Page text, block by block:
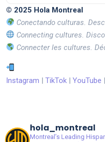
© 2025 Hola Montreal
Conectando culturas.
Connecting cultures.
Connecter les cultures.
Instagram | TikTok | YouTube |
hola_montreal
Montreal’s Leading